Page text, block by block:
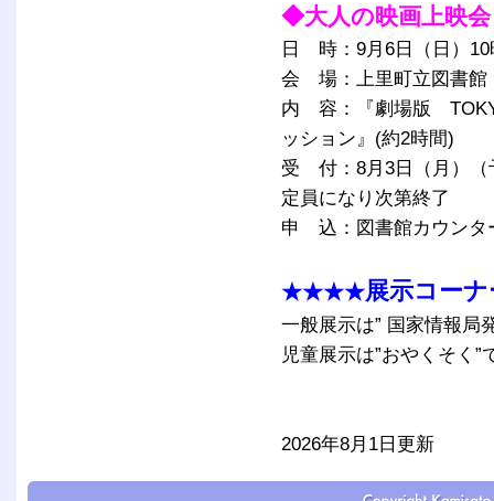
◆大人の映画上映会
日 時：9月6日（日）10
会 場：上里町立図書
内 容：『劇場版
ッション』(約2時間)
受 付：8月3日（月）
定員になり次第終了
申 込：図書館カウンタ
★★★★展示コー
一般展示は” 国家情報局
児童展示は”おやくそく”
2026年8月1日更新